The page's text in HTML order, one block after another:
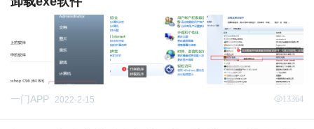
一门APP 2022-2-15 13364